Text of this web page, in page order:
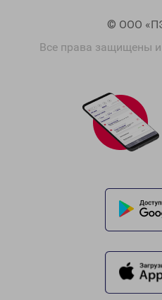
© ООО
Все права защищены